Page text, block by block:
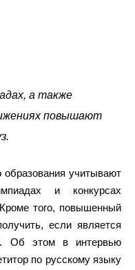
а также
повышают
учитывают
и конкурсах
того, повышенный
если является
Об этом в интервью
по русскому языку